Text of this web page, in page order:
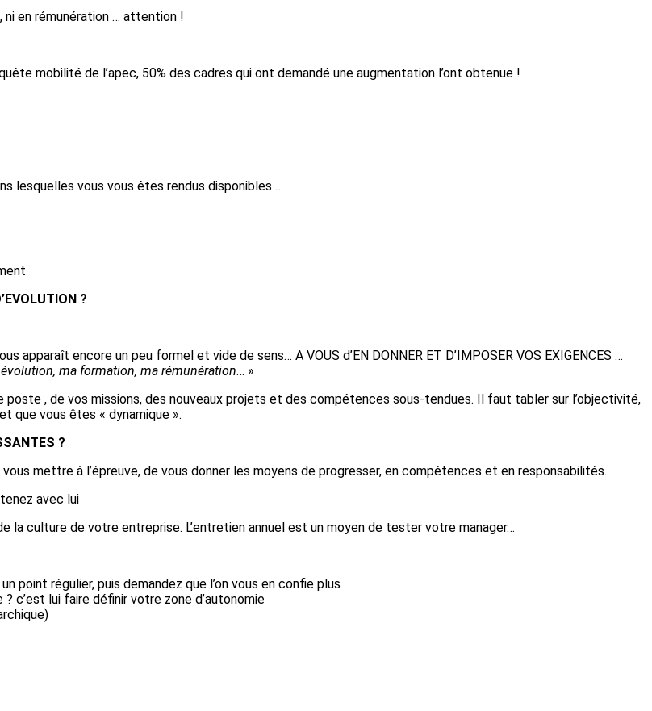
ni en rémunération … attention !
mobilité de l’apec, 50% des cadres qui ont demandé une augmentation l’ont obtenue !
lesquelles vous vous êtes rendus disponibles …
?
apparaît encore un peu formel et vide de sens… A VOUS d’EN DONNER ET D’IMPOSER VOS EXIGENCES …
ma formation, ma rémunération… »
, de vos missions, des nouveaux projets et des compétences sous-tendues. Il faut tabler sur l’objectivité,
que vous êtes « dynamique ».
?
mettre à l’épreuve, de vous donner les moyens de progresser, en compétences et en responsabilités.
avec lui
la culture de votre entreprise. L’entretien annuel est un moyen de tester votre manager…
point régulier, puis demandez que l’on vous en confie plus
c’est lui faire définir votre zone d’autonomie